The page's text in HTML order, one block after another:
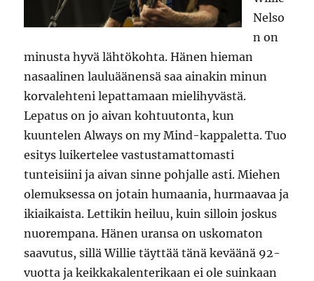
Nelso
n on
minusta hyvä lähtökohta. Hänen hieman
nasaalinen lauluäänensä saa ainakin minun
korvalehteni lepattamaan mielihyvästä.
Lepatus on jo aivan kohtuutonta, kun
kuuntelen Always on my Mind-kappaletta. Tuo
esitys luikertelee vastustamattomasti
tunteisiini ja aivan sinne pohjalle asti. Miehen
olemuksessa on jotain humaania, hurmaavaa ja
ikiaikaista. Lettikin heiluu, kuin silloin joskus
nuorempana. Hänen uransa on uskomaton
saavutus, sillä Willie täyttää tänä keväänä 92-
vuotta ja keikkakalenterikaan ei ole suinkaan